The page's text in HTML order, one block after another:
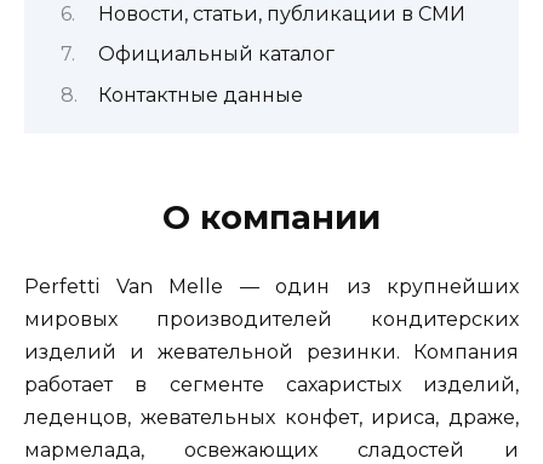
Новости, статьи, публикации в СМИ
Официальный каталог
Контактные данные
О компании
Perfetti Van Melle — один из крупнейших
мировых производителей кондитерских
изделий и жевательной резинки. Компания
работает в сегменте сахаристых изделий,
леденцов, жевательных конфет, ириса, драже,
мармелада, освежающих сладостей и